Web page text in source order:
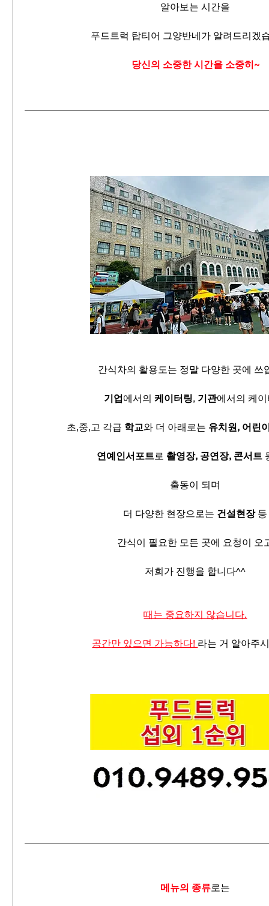
알아보는 시간을
푸드트럭 탑티어 그양반네가 알려드리겠
당신의 소중한 시간을 소중히~
간식차의 활용도는 정말 다양한 곳에 쓰
기업에서의 케이터링, 기관에서의 케
초,중,고 각급 학교와 더 아래로는 유치원, 어린
연예인서포트로 촬영장, 공연장, 콘서트
출동이 되며
더 다양한 현장으로는 건설현장 등
간식이 필요한 모든 곳에 요청이 오
저희가 진행을 합니다^^
때는 중요하지 않습니다.
공간만 있으면 가능하다! 라는 거 알아주
메뉴의 종류로는